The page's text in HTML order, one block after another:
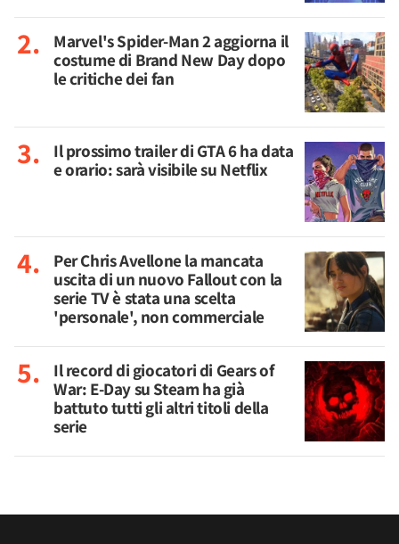
Marvel's Spider-Man 2 aggiorna il
costume di Brand New Day dopo
le critiche dei fan
Il prossimo trailer di GTA 6 ha data
e orario: sarà visibile su Netflix
Per Chris Avellone la mancata
uscita di un nuovo Fallout con la
serie TV è stata una scelta
'personale', non commerciale
Il record di giocatori di Gears of
War: E-Day su Steam ha già
battuto tutti gli altri titoli della
serie